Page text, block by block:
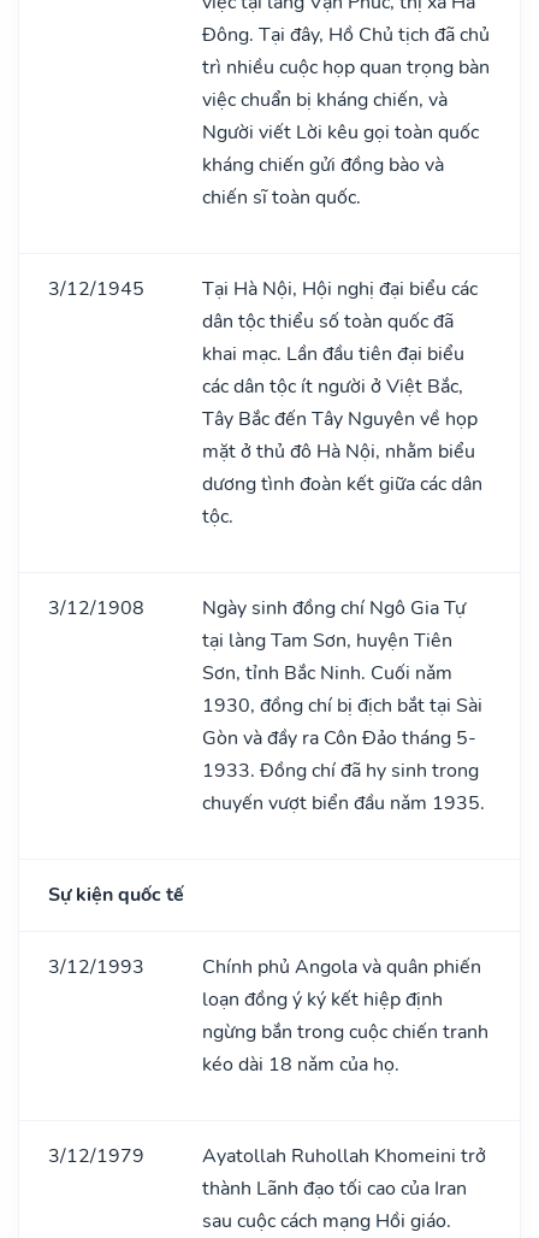
Đông. Tại đây, Hồ Chủ tịch đã chủ
trì nhiều cuộc họp quan trọng bàn
việc chuẩn bị kháng chiến, và
Người viết Lời kêu gọi toàn quốc
kháng chiến gửi đồng bào và
chiến sĩ toàn quốc.
3/12/1945
Tại Hà Nội, Hội nghị đại biểu các
dân tộc thiểu số toàn quốc đã
khai mạc. Lần đầu tiên đại biểu
các dân tộc ít người ở Việt Bắc,
Tây Bắc đến Tây Nguyên về họp
mặt ở thủ đô Hà Nội, nhằm biểu
dương tình đoàn kết giữa các dân
tộc.
3/12/1908
Ngày sinh đồng chí Ngô Gia Tự
tại làng Tam Sơn, huyện Tiên
Sơn, tỉnh Bắc Ninh. Cuối nǎm
1930, đồng chí bị địch bắt tại Sài
Gòn và đầy ra Côn Đảo tháng 5-
1933. Đồng chí đã hy sinh trong
chuyến vượt biển đầu nǎm 1935.
Sự kiện quốc tế
3/12/1993
Chính phủ Angola và quân phiến
loạn đồng ý ký kết hiệp định
ngừng bắn trong cuộc chiến tranh
kéo dài 18 nǎm của họ.
3/12/1979
Ayatollah Ruhollah Khomeini trở
thành Lãnh đạo tối cao của Iran
sau cuộc cách mạng Hồi giáo.